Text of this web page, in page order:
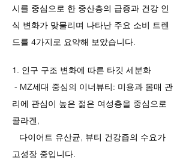
시를 중심으로 한 중산층의 급증과 건강 인
식 변화가 맞물리며 나타난 주요 소비 트렌
드를 4가지로 요약해 보았습니다.
1. 인구 구조 변화에 따른 타깃 세분화
- MZ세대 중심의 이너뷰티: 미용과 몸매 관
리에 관심이 높은 젊은 여성층을 중심으로
콜라겐,
다이어트 유산균, 뷰티 건강즙의 수요가
고성장 중입니다.